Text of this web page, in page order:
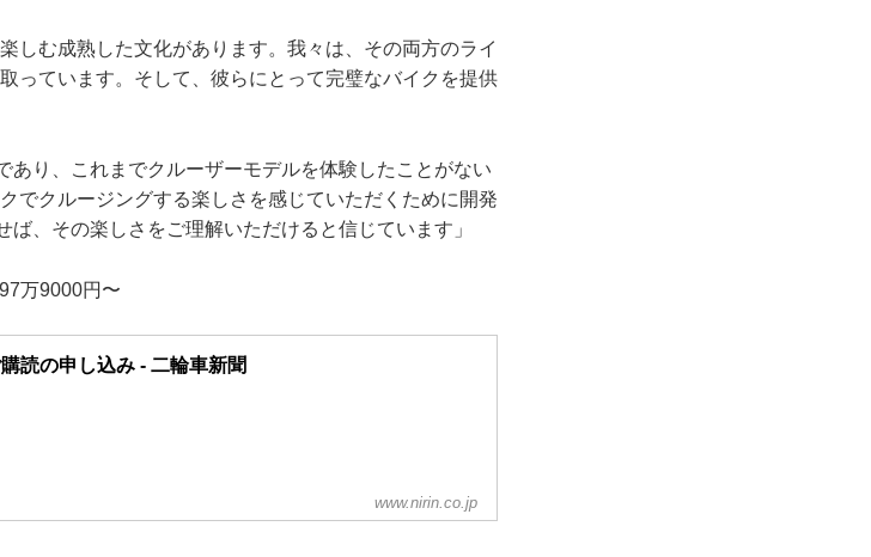
しむ成熟した文化があります。我々は、その両方のライ
っています。そして、彼らにとって完璧なバイクを提供
あり、これまでクルーザーモデルを体験したことがない
でクルージングする楽しさを感じていただくために開発
、その楽しさをご理解いただけると信じています」
万9000円〜
読の申し込み - 二輪車新聞
www.nirin.co.jp